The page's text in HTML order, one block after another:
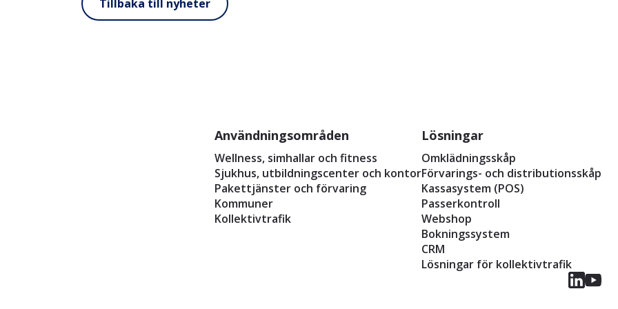
Tillbaka till nyheter
Användningsområden
Wellness, simhallar och fitness
Sjukhus, utbildningscenter och kontor
Pakettjänster och förvaring
Kommuner
Kollektivtrafik
Lösningar
Omklädningsskåp
Förvarings- och distributionsskåp
Kassasystem (POS)
Passerkontroll
Webshop
Bokningssystem
CRM
Lösningar för kollektivtrafik